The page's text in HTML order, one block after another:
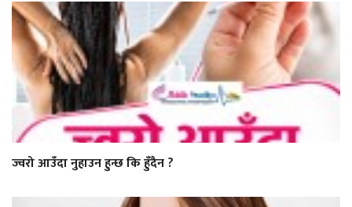
ज्वरो आउँदा नुहाउन हुन्छ कि हुँदैन ?